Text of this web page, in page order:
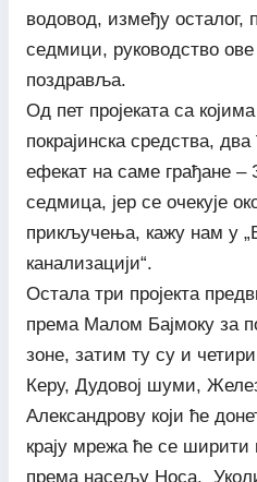
водовод, између осталог,
седмици, руководство
поздравља.
Од пет пројеката са
покрајинска средства,
ефекат на саме грађане –
седмица, јер се очекује
прикључења, кажу нам у
канализацији“.
Остала три пројекта
према Малом Бајмоку за
зоне, затим ту су и
Керу, Дудовој шуми,
Александрову који ће
крају мрежа ће се ширити
према насељу Носа.